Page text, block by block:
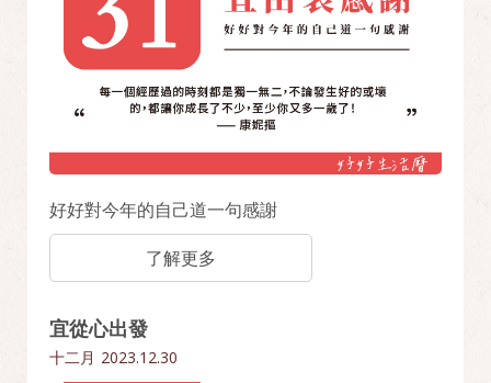
好好對今年的自己道一句感謝
了解更多
宜從心出發
十二月 2023.12.30